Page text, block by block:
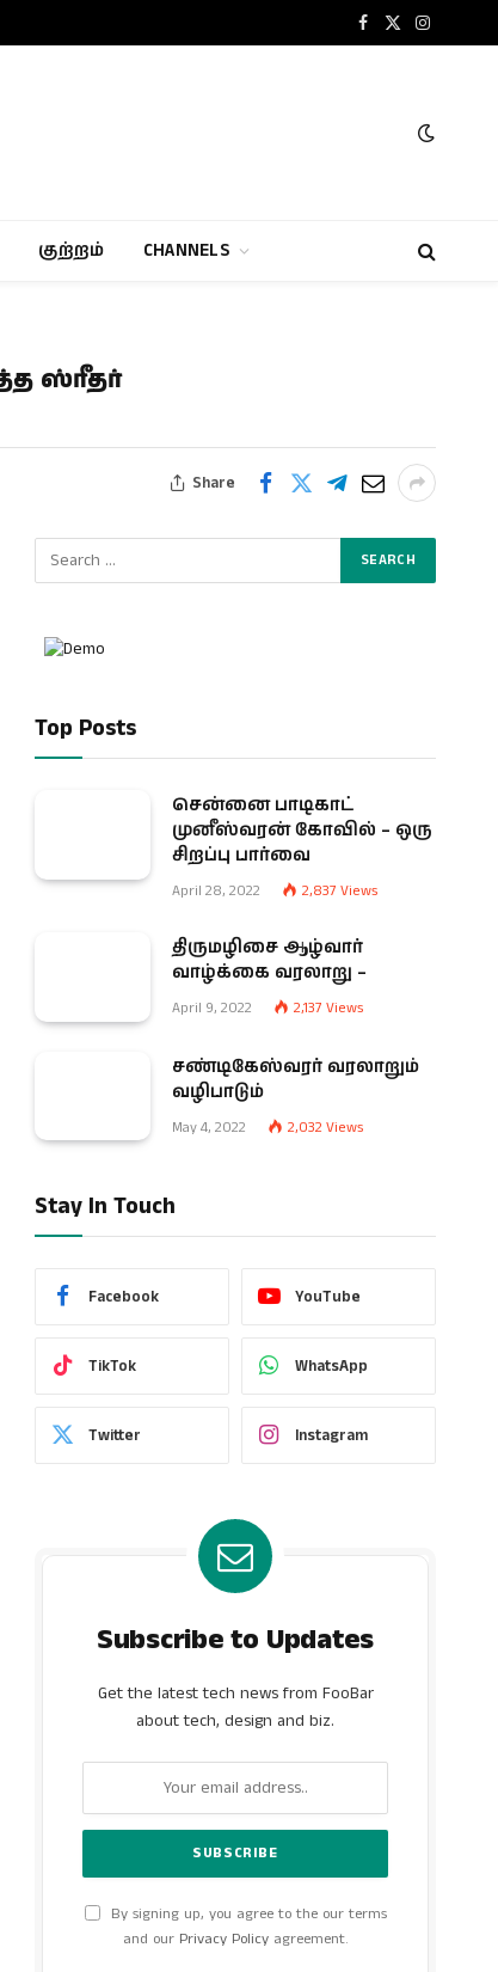
Facebook
X
Instagram
குற்றம் CHANNELS
ஸ்ரீதர்
Share
Top Posts
சென்னை பாடிகாட்
முனீஸ்வரன் கோவில் – ஒரு
சிறப்பு பார்வை
April 28, 2022 2,837 Views
திருமழிசை ஆழ்வார்
வாழ்க்கை வரலாறு –
April 9, 2022 2,137 Views
சண்டிகேஸ்வரர் வரலாறும்
வழிபாடும்
May 4, 2022 2,032 Views
Stay In Touch
Facebook YouTube
TikTok WhatsApp
Twitter Instagram
Subscribe to Updates
Get the latest tech news from FooBar
about tech, design and biz.
By signing up, you agree to the our terms
and our Privacy Policy agreement.